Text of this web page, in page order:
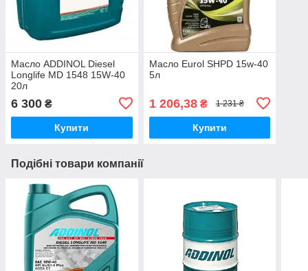
Масло ADDINOL Diesel
Longlife MD 1548 15W-40
20л
6 300 ₴
Купити
Масло Eurol SHPD 15w-40
5л
1 206,38₴ 1 231 ₴
Купити
Подібні товари компанії